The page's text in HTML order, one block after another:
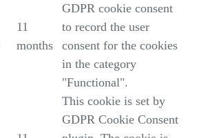
11
months
GDPR cookie consent
to record the user
consent for the cookies
in the category
"Functional".
This cookie is set by
GDPR Cookie Consent